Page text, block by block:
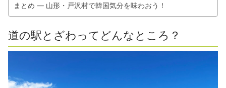
まとめ ― 山形・戸沢村で韓国気分を味わおう！
道の駅とざわってどんなところ？